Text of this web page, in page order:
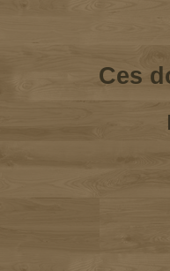
Ces